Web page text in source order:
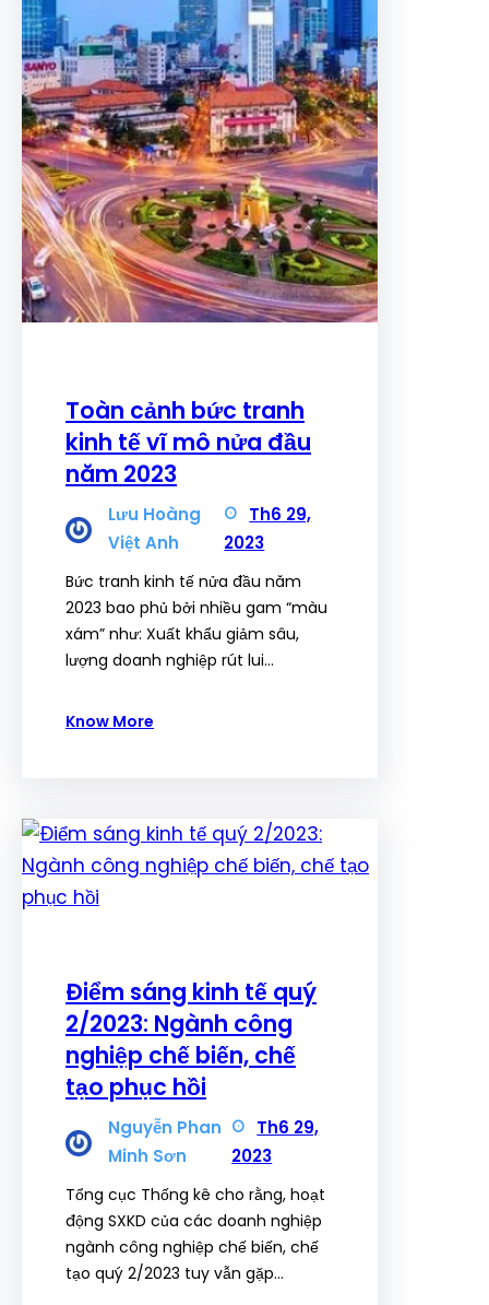
Toàn cảnh bức tranh
kinh tế vĩ mô nửa đầu
năm 2023
Lưu Hoàng
Việt Anh
Th6 29,
2023
Bức tranh kinh tế nửa đầu năm
2023 bao phủ bởi nhiều gam “màu
xám” như: Xuất khẩu giảm sâu,
lượng doanh nghiệp rút lui…
Know More
Điểm sáng kinh tế quý
2/2023: Ngành công
nghiệp chế biến, chế
tạo phục hồi
Nguyễn Phan
Minh Sơn
Th6 29,
2023
Tổng cục Thống kê cho rằng, hoạt
động SXKD của các doanh nghiệp
ngành công nghiệp chế biến, chế
tạo quý 2/2023 tuy vẫn gặp…